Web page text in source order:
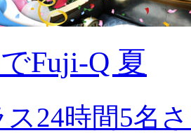
Fuji-Q 夏
ス24時間5名